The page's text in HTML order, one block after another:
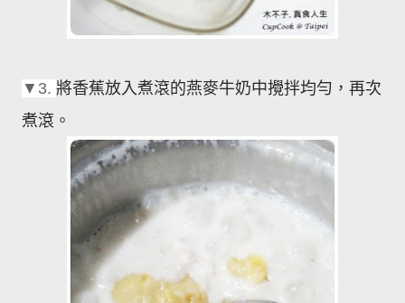
▼3. 將香蕉放入煮滾的燕麥牛奶中攪拌均勻，再次
煮滾。